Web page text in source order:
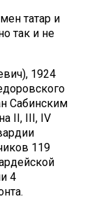
татар и
так и не
1924
Сабинским
II, III, IV
119
4